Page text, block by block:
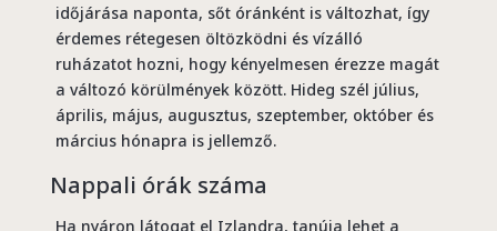
időjárása naponta, sőt óránként is változhat, így
érdemes rétegesen öltözködni és vízálló
ruházatot hozni, hogy kényelmesen érezze magát
a változó körülmények között. Hideg szél július,
április, május, augusztus, szeptember, október és
március hónapra is jellemző.
Nappali órák száma
Ha nyáron látogat el Izlandra, tanúja lehet a